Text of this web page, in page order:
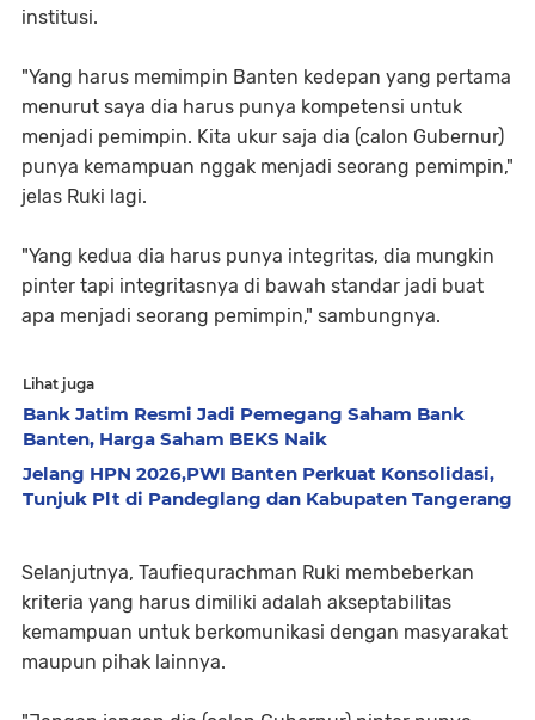
institusi.
"Yang harus memimpin Banten kedepan yang pertama
menurut saya dia harus punya kompetensi untuk
menjadi pemimpin. Kita ukur saja dia (calon Gubernur)
punya kemampuan nggak menjadi seorang pemimpin,"
jelas Ruki lagi.
"Yang kedua dia harus punya integritas, dia mungkin
pinter tapi integritasnya di bawah standar jadi buat
apa menjadi seorang pemimpin," sambungnya.
Lihat juga
Bank Jatim Resmi Jadi Pemegang Saham Bank
Banten, Harga Saham BEKS Naik
Jelang HPN 2026,PWI Banten Perkuat Konsolidasi,
Tunjuk Plt di Pandeglang dan Kabupaten Tangerang
Selanjutnya, Taufiequrachman Ruki membeberkan
kriteria yang harus dimiliki adalah akseptabilitas
kemampuan untuk berkomunikasi dengan masyarakat
maupun pihak lainnya.